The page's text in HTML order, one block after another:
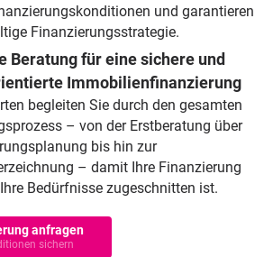
und garantieren
Finanzierungsstrategie.
Beratung für eine sichere und
Immobilienfinanzierung
begleiten Sie durch den gesamten
– von der Erstberatung über
bis hin zur
– damit Ihre Finanzierung
Bedürfnisse zugeschnitten ist.
anfragen
sichern